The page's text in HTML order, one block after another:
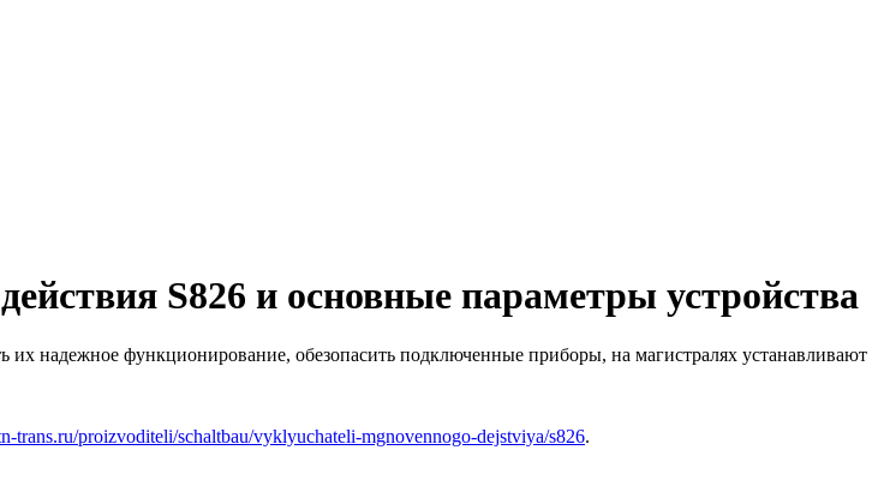
S826 и основные параметры устройства
надежное функционирование, обезопасить подключенные приборы, на магистралях устанавливают
trans.ru/proizvoditeli/schaltbau/vyklyuchateli-mgnovennogo-dejstviya/s826.